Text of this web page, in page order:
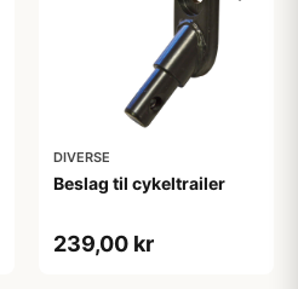
DIVERSE
Beslag til cykeltrailer
239,00 kr